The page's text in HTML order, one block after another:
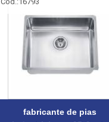
fabricante de pias